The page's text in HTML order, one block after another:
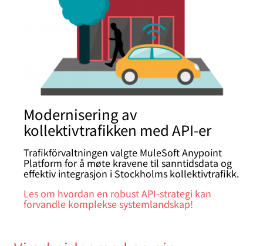
Modernisering av
kollektivtrafikken med API-er
Trafikförvaltningen valgte MuleSoft Anypoint
Platform for å møte kravene til sanntidsdata og
effektiv integrasjon i Stockholms kollektivtrafikk.
Les om hvordan en robust API-strategi kan
forvandle komplekse systemlandskap!